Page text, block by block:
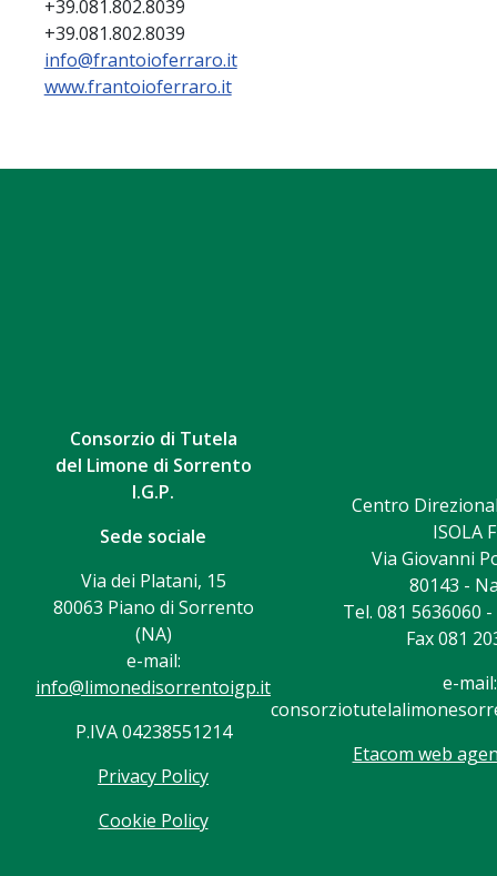
+39.081.802.8039
+39.081.802.8039
info@frantoioferraro.it
www.frantoioferraro.it
Consorzio di Tutela
del Limone di Sorrento
I.G.P.
Sede sociale
Via dei Platani, 15
80063 Piano di Sorrento
(NA)
e-mail:
info@limonedisorrentoigp.it
P.IVA 04238551214
Privacy Policy
Cookie Policy
Centro
ISOLA
Via Giovanni
80143 -
Tel. 081 5636060
Fax 081
e-mail:
Etacom web